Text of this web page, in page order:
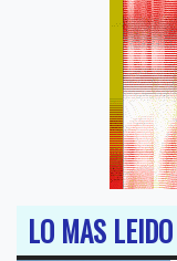
LO MAS